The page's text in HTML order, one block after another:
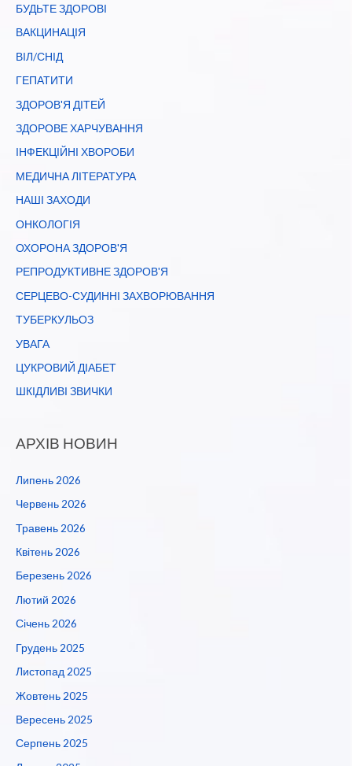
БУДЬТЕ ЗДОРОВІ
ВАКЦИНАЦІЯ
ВІЛ/СНІД
ГЕПАТИТИ
ЗДОРОВ'Я ДІТЕЙ
ЗДОРОВЕ ХАРЧУВАННЯ
ІНФЕКЦІЙНІ ХВОРОБИ
МЕДИЧНА ЛІТЕРАТУРА
НАШІ ЗАХОДИ
ОНКОЛОГІЯ
ОХОРОНА ЗДОРОВ'Я
РЕПРОДУКТИВНЕ ЗДОРОВ'Я
СЕРЦЕВО-СУДИННІ ЗАХВОРЮВАННЯ
ТУБЕРКУЛЬОЗ
УВАГА
ЦУКРОВИЙ ДІАБЕТ
ШКІДЛИВІ ЗВИЧКИ
АРХІВ НОВИН
Липень 2026
Червень 2026
Травень 2026
Квітень 2026
Березень 2026
Лютий 2026
Січень 2026
Грудень 2025
Листопад 2025
Жовтень 2025
Вересень 2025
Серпень 2025